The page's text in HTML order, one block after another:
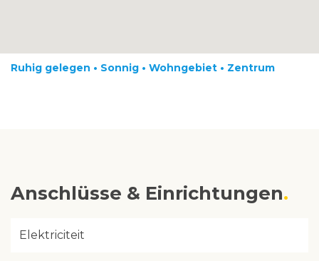
Ruhig gelegen • Sonnig • Wohngebiet • Zentrum
Anschlüsse & Einrichtungen
Elektriciteit